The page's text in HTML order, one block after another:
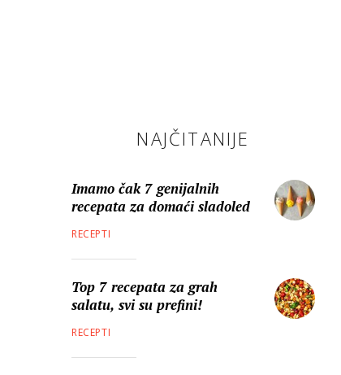
NAJČITANIJE
Imamo čak 7 genijalnih
recepata za domaći sladoled
RECEPTI
Top 7 recepata za grah
salatu, svi su prefini!
RECEPTI